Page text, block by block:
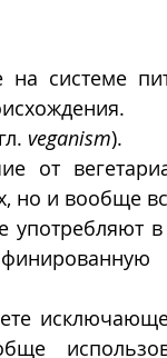
системе
veganism).
от
но и вообще
употребляют